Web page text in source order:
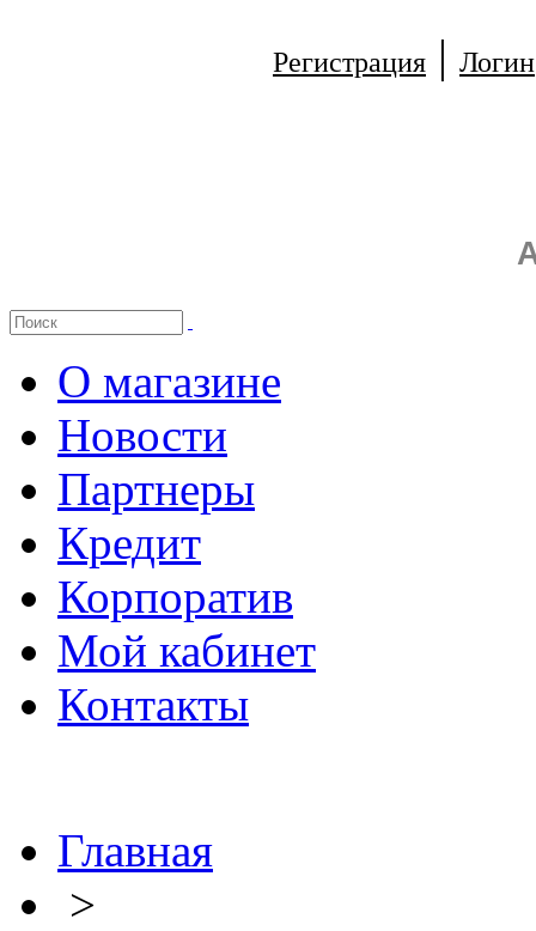
Регистрация | Логин
О магазине
Новости
Партнеры
Кредит
Корпоратив
Мой кабинет
Контакты
Главная
>